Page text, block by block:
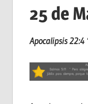
25 de
Apocalipsis 22:4